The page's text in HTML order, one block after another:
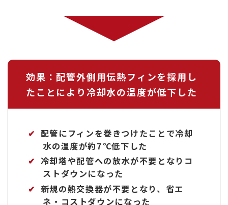
効果：配管外側用伝熱フィンを採用し
たことにより冷却水の温度が低下した
配管にフィンを巻きつけたことで冷却
水の温度が約7℃低下した
冷却塔や配管への放水が不要となりコ
ストダウンになった
新規の熱交換器が不要となり、省エ
ネ・コストダウンになった